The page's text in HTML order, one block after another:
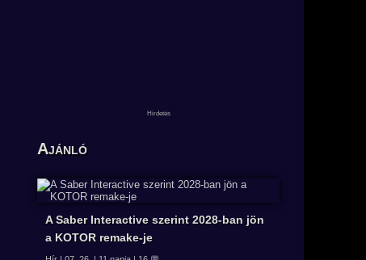
Ajánló
A Saber Interactive szerint 2028-ban jön
a KOTOR remake-je